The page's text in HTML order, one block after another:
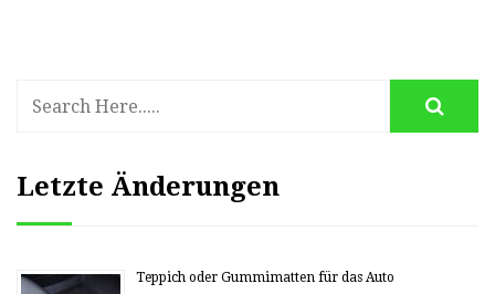
Letzte Änderungen
Teppich oder Gummimatten für das Auto